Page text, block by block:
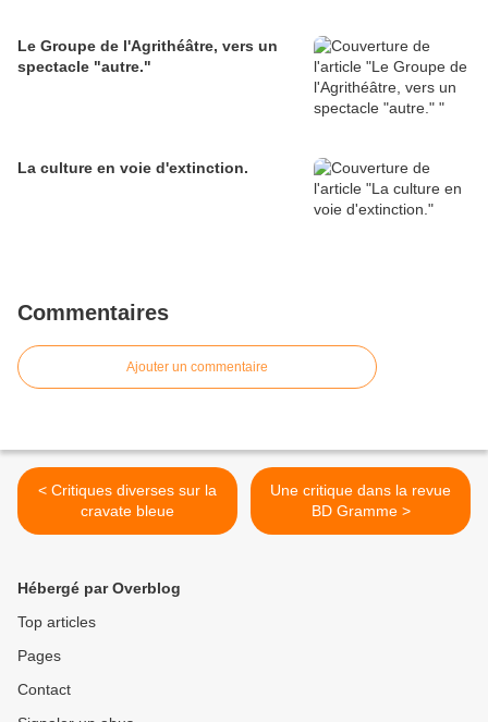
Le Groupe de l'Agrithéâtre, vers un
spectacle "autre."
La culture en voie d'extinction.
Commentaires
Ajouter un commentaire
< Critiques diverses sur la
cravate bleue
Une critique dans la revue
BD Gramme >
Hébergé par Overblog
Top articles
Pages
Contact